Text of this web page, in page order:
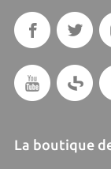
La boutique